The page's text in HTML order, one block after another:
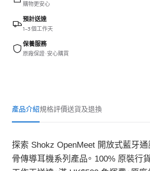
購物更安心
預計送達
1–3 個工作天
保養服務
原廠保證 · 安心購買
產品介紹規格評價送貨及退換
探索 Shokz OpenMeet 開放式藍牙
骨傳導耳機系列產品。 100% 原裝行